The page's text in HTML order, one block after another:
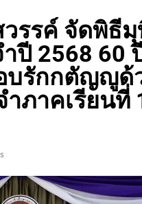
รรค์ จัดพิธี
ปี 2568 60
บรักกตัญญูด้
ภาคเรียนที่